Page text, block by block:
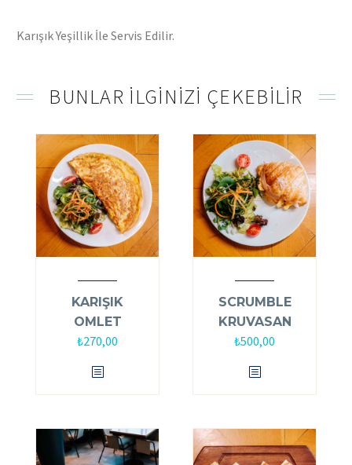
Karışık Yeşillik İle Servis Edilir.
BUNLAR ILGINIZI ÇEKEBILIR
KARIŞIK
OMLET
₺270,00
SCRUMBLE
KRUVASAN
₺500,00